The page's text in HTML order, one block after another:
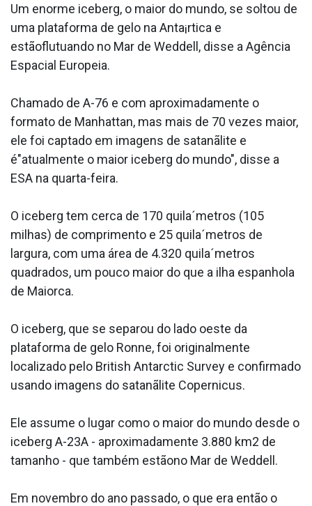
Um enorme iceberg, o maior do mundo, se soltou de
uma plataforma de gelo na Anta¡rtica e
estãoflutuando no Mar de Weddell, disse a Agência
Espacial Europeia.
Chamado de A-76 e com aproximadamente o
formato de Manhattan, mas mais de 70 vezes maior,
ele foi captado em imagens de satanãlite e
é"atualmente o maior iceberg do mundo", disse a
ESA na quarta-feira.
O iceberg tem cerca de 170 quila´metros (105
milhas) de comprimento e 25 quila´metros de
largura, com uma área de 4.320 quila´metros
quadrados, um pouco maior do que a ilha espanhola
de Maiorca.
O iceberg, que se separou do lado oeste da
plataforma de gelo Ronne, foi originalmente
localizado pelo British Antarctic Survey e confirmado
usando imagens do satanãlite Copernicus.
Ele assume o lugar como o maior do mundo desde o
iceberg A-23A - aproximadamente 3.880 km2 de
tamanho - que também estãono Mar de Weddell.
Em novembro do ano passado, o que era então o